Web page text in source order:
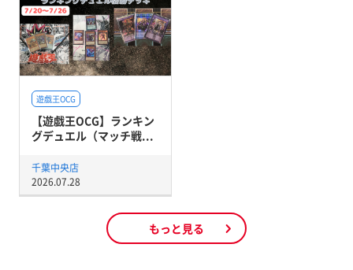
遊戯王OCG
【遊戯王OCG】ランキン
グデュエル（マッチ戦...
千葉中央店
2026.07.28
もっと見る